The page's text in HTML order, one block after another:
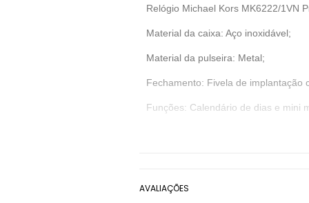
Relógio Michael Kors MK6222/1VN
Material da caixa: Aço inoxidável;
Material da pulseira: Metal;
Fechamento: Fivela de implantação
Funções: Calendário de dias e mini
Mostrador: Com algarismos
Medidas da caixa: 3,5cm de altura e
AVALIAÇÕES